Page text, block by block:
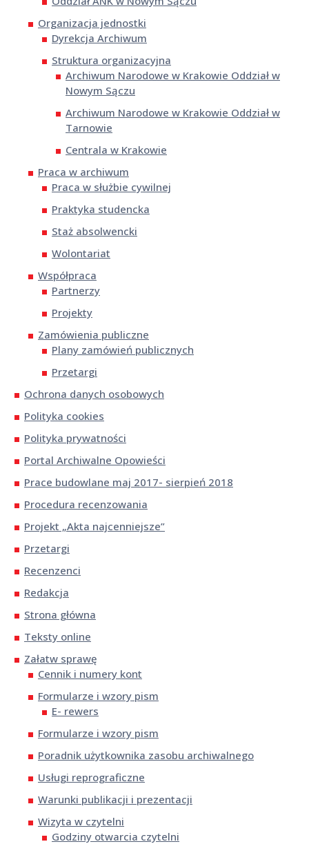
Organizacja jednostki
Dyrekcja Archiwum
Struktura organizacyjna
Archiwum Narodowe w Krakowie Oddział w
Nowym Sączu
Archiwum Narodowe w Krakowie Oddział w
Tarnowie
Centrala w Krakowie
Praca w archiwum
Praca w służbie cywilnej
Praktyka studencka
Staż absolwencki
Wolontariat
Współpraca
Partnerzy
Projekty
Zamówienia publiczne
Plany zamówień publicznych
Przetargi
Ochrona danych osobowych
Polityka cookies
Polityka prywatności
Portal Archiwalne Opowieści
Prace budowlane maj 2017- sierpień 2018
Procedura recenzowania
Projekt „Akta najcenniejsze”
Przetargi
Recenzenci
Redakcja
Strona główna
Teksty online
Załatw sprawę
Cennik i numery kont
Formularze i wzory pism
E- rewers
Formularze i wzory pism
Poradnik użytkownika zasobu archiwalnego
Usługi reprograficzne
Warunki publikacji i prezentacji
Wizyta w czytelni
Godziny otwarcia czytelni